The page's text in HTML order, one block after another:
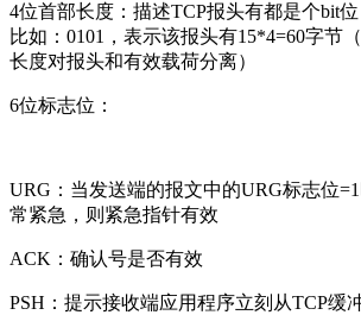
4位首部长度：描述TCP报头有都是个bit位
比如：0101，表示该报头有15*4=60字节
长度对报头和有效载荷分离）
6位标志位：
URG：当发送端的报文中的URG标志位
常紧急，则紧急指针有效
ACK：确认号是否有效
PSH：提示接收端应用程序立刻从TCP缓